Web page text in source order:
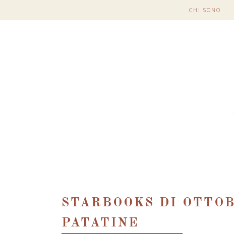
CHI SONO
STARBOOKS DI
PATATINE